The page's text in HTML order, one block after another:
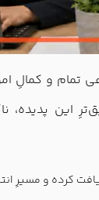
تمام و کمالِ
پدیده،
کرده و مسیرِ